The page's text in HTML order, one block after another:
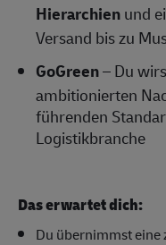
Hierarchienund
Versand bis zu
GoGreen– Du
ambitionierten
führenden
Logistikbranche
Das erwartet dich:
Du übernimmst eine